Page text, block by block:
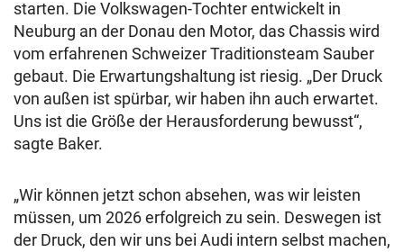
starten. Die Volkswagen-Tochter entwickelt in
Neuburg an der Donau den Motor, das Chassis wird
vom erfahrenen Schweizer Traditionsteam Sauber
gebaut. Die Erwartungshaltung ist riesig. „Der Druck
von außen ist spürbar, wir haben ihn auch erwartet.
Uns ist die Größe der Herausforderung bewusst“,
sagte Baker.
„Wir können jetzt schon absehen, was wir leisten
müssen, um 2026 erfolgreich zu sein. Deswegen ist
der Druck, den wir uns bei Audi intern selbst machen,